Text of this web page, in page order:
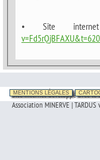
• Site
MENTIONS LÉGALES
Site Internet développé avec
Association MINERVE | TARDUS